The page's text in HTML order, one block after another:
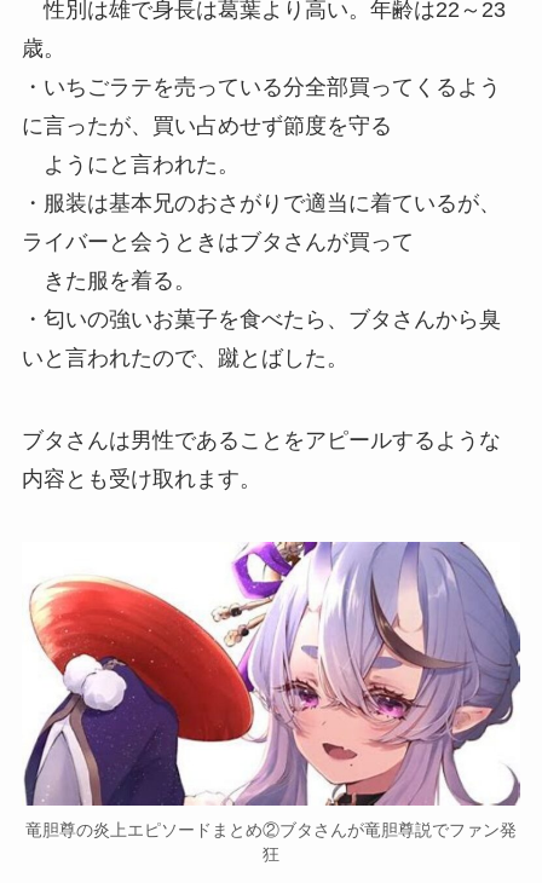
性別は雄で身長は葛葉より高い。年齢は22～23
歳。
・いちごラテを売っている分全部買ってくるよう
に言ったが、買い占めせず節度を守る
ようにと言われた。
・服装は基本兄のおさがりで適当に着ているが、
ライバーと会うときはブタさんが買って
きた服を着る。
・匂いの強いお菓子を食べたら、ブタさんから臭
いと言われたので、蹴とばした。
ブタさんは男性であることをアピールするような
内容とも受け取れます。
竜胆尊の炎上エピソードまとめ②ブタさんが竜胆尊説でファン発
狂